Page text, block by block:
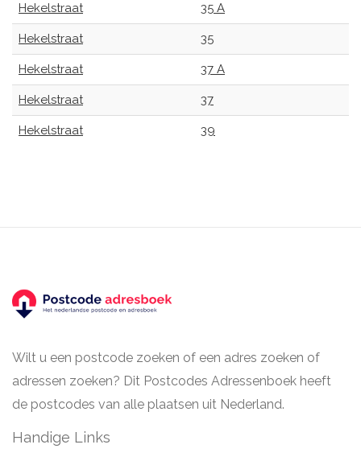
Hekelstraat 35 A
Hekelstraat 35
Hekelstraat 37 A
Hekelstraat 37
Hekelstraat 39
Wilt u een postcode zoeken of een adres zoeken of
adressen zoeken? Dit Postcodes Adressenboek heeft
de postcodes van alle plaatsen uit Nederland.
Handige Links